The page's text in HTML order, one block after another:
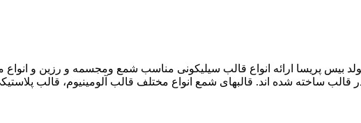
بیس پریسا ارائه انواع قالب سیلیکونی مناسب شمع ومجسمه و رزین و
ساخته شده اند. قالبهای شمع انواع مختلف قالب آلومینیوم، قالب